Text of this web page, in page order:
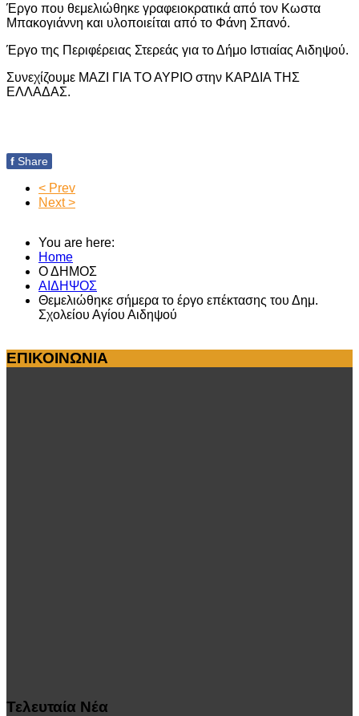
Έργο που θεμελιώθηκε γραφειοκρατικά από τον Κωστα
Μπακογιάννη και υλοποιείται από το Φάνη Σπανό.
Έργο της Περιφέρειας Στερεάς για το Δήμο Ιστιαίας Αιδηψού.
Συνεχίζουμε ΜΑΖΙ ΓΙΑ ΤΟ ΑΥΡΙΟ στην ΚΑΡΔΙΑ ΤΗΣ
ΕΛΛΑΔΑΣ.
f Share
< Prev
Next >
You are here:
Home
Ο ΔΗΜΟΣ
ΑΙΔΗΨΟΣ
Θεμελιώθηκε σήμερα το έργο επέκτασης του Δημ.
Σχολείου Αγίου Αιδηψού
ΕΠΙΚΟΙΝΩΝΙΑ
Τελευταία Νέα